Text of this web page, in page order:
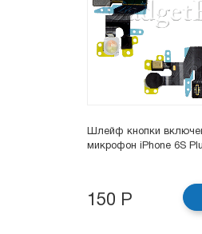
Шлейф кнопки
микрофон iPhone 6S
150 Р